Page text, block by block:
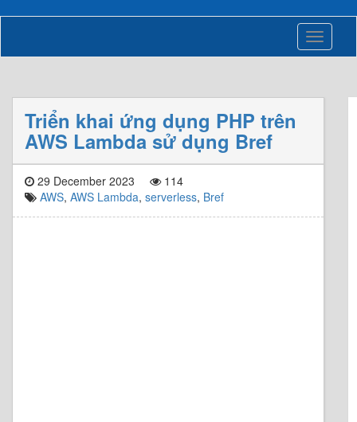
Toggle
Triển khai ứng dụng PHP trên
AWS Lambda sử dụng Bref
29 December 2023
114
AWS, AWS Lambda, serverless, Bref